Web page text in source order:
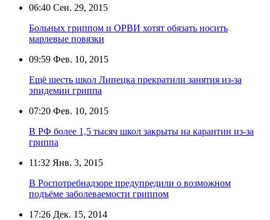
06:40 Сен. 29, 2015
Больных гриппом и ОРВИ хотят обязать носить
марлевые повязки
09:59 Фев. 10, 2015
Ещё шесть школ Липецка прекратили занятия из-за
эпидемии гриппа
07:20 Фев. 10, 2015
В РФ более 1,5 тысяч школ закрыты на карантин из-за
гриппа
11:32 Янв. 3, 2015
В Роспотребнадзоре предупредили о возможном
подъёме заболеваемости гриппом
17:26 Дек. 15, 2014